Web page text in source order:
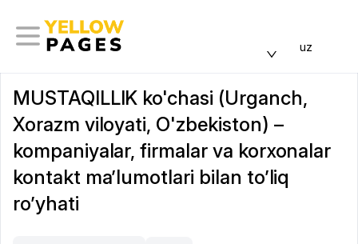
uz
MUSTAQILLIK ko'chasi (Urganch,
Xorazm viloyati, O'zbekiston) –
kompaniyalar, firmalar va korxonalar
kontakt ma’lumotlari bilan to’liq
ro’yhati